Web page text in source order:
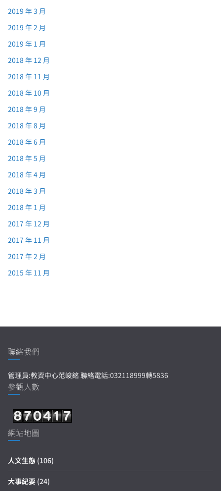
2019 年 3 月
2019 年 2 月
2019 年 1 月
2018 年 12 月
2018 年 11 月
2018 年 10 月
2018 年 9 月
2018 年 8 月
2018 年 6 月
2018 年 5 月
2018 年 4 月
2018 年 3 月
2018 年 1 月
2017 年 12 月
2017 年 11 月
2017 年 2 月
2015 年 11 月
聯絡我們
管理員:教資中心范峻銘 聯絡電話:032118999轉5836
參觀人數
網站地圖
人文生態 (106)
大事紀要 (24)